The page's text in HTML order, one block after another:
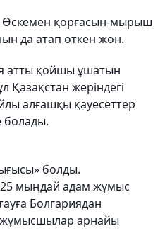
Өскемен қорғасын-мырыш
да атап өткен жөн.
атты қойшы ұшатын
Қазақстан жеріндегі
алғашқы қауесеттер
болады.
болды.
25 мыңдай адам жұмыс
Болгариядан
арнайы